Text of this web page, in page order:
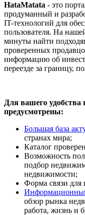
HataMatata - это
продуманный и
IT-технологий для
пользователя. На
минуты найти
проверенных
информацию об
переезде за границу,
Для вашего
предусмотрены:
Большая база
странах мира;
Каталог
Возможность
подбор
недвижимости;
Форма связи для
обзор рынка
работа, жизнь и